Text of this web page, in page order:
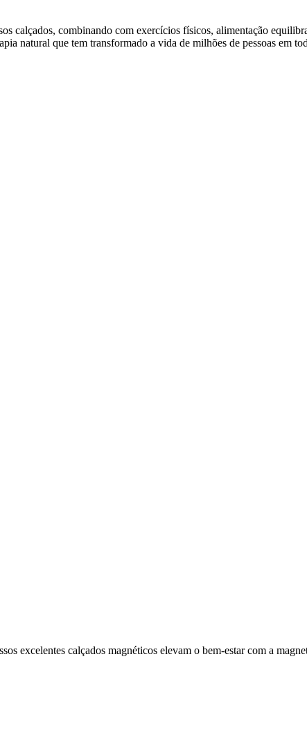
calçados, combinando com exercícios físicos, alimentação
natural que tem transformado a vida de milhões de pessoas em
excelentes calçados magnéticos elevam o bem-estar com a